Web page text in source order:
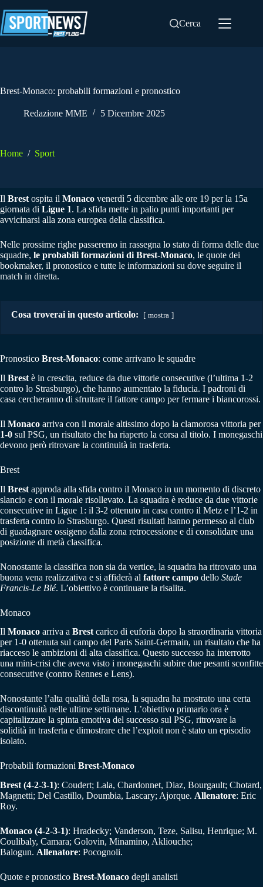
al
contenuto
Cerca
Brest-Monaco: probabili formazioni e pronostico
Redazione MME 5 Dicembre 2025
Home / Sport
Il Brest ospita il Monaco venerdì 5 dicembre alle ore 19 per la 15a
giornata di Ligue 1. La sfida mette in palio punti importanti per
avvicinarsi alla zona europea della classifica.
Nelle prossime righe passeremo in rassegna lo stato di forma delle due
squadre, le probabili formazioni di Brest-Monaco, le quote dei
bookmaker, il pronostico e tutte le informazioni su dove seguire il
match in diretta.
Cosa troverai in questo articolo: mostra
Pronostico Brest-Monaco: come arrivano le squadre
Il Brest è in crescita, reduce da due vittorie consecutive (l’ultima 1-2
contro lo Strasburgo), che hanno aumentato la fiducia. I padroni di
casa cercheranno di sfruttare il fattore campo per fermare i biancorossi.
Il Monaco arriva con il morale altissimo dopo la clamorosa vittoria per
1-0 sul PSG, un risultato che ha riaperto la corsa al titolo. I monegaschi
devono però ritrovare la continuità in trasferta.
Brest
Il Brest approda alla sfida contro il Monaco in un momento di discreto
slancio e con il morale risollevato. La squadra è reduce da due vittorie
consecutive in Ligue 1: il 3-2 ottenuto in casa contro il Metz e l’1-2 in
trasferta contro lo Strasburgo. Questi risultati hanno permesso al club
di guadagnare ossigeno dalla zona retrocessione e di consolidare una
posizione di metà classifica.
Nonostante la classifica non sia da vertice, la squadra ha ritrovato una
buona vena realizzativa e si affiderà al fattore campo dello Stade
Francis-Le Blé. L’obiettivo è continuare la risalita.
Monaco
Il Monaco arriva a Brest carico di euforia dopo la straordinaria vittoria
per 1-0 ottenuta sul campo del Paris Saint-Germain, un risultato che ha
riacceso le ambizioni di alta classifica. Questo successo ha interrotto
una mini-crisi che aveva visto i monegaschi subire due pesanti sconfitte
consecutive (contro Rennes e Lens).
Nonostante l’alta qualità della rosa, la squadra ha mostrato una certa
discontinuità nelle ultime settimane. L’obiettivo primario ora è
capitalizzare la spinta emotiva del successo sul PSG, ritrovare la
solidità in trasferta e dimostrare che l’exploit non è stato un episodio
isolato.
Probabili formazioni Brest-Monaco
Brest (4-2-3-1): Coudert; Lala, Chardonnet, Diaz, Bourgault; Chotard,
Magnetti; Del Castillo, Doumbia, Lascary; Ajorque. Allenatore: Eric
Roy.
Monaco (4-2-3-1): Hradecky; Vanderson, Teze, Salisu, Henrique; M.
Coulibaly, Camara; Golovin, Minamino, Akliouche;
Balogun. Allenatore: Pocognoli.
Quote e pronostico Brest-Monaco degli analisti